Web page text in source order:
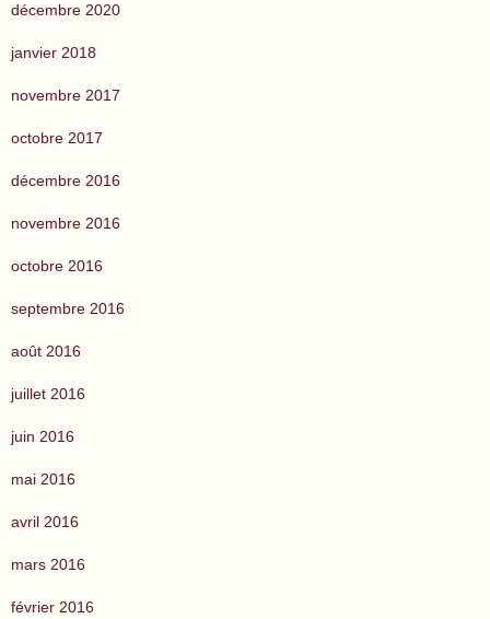
décembre 2020
janvier 2018
novembre 2017
octobre 2017
décembre 2016
novembre 2016
octobre 2016
septembre 2016
août 2016
juillet 2016
juin 2016
mai 2016
avril 2016
mars 2016
février 2016